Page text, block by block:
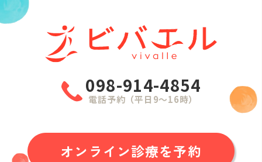
098-914-4854
電話予約（平日9〜16時）
オンライン診療を予約